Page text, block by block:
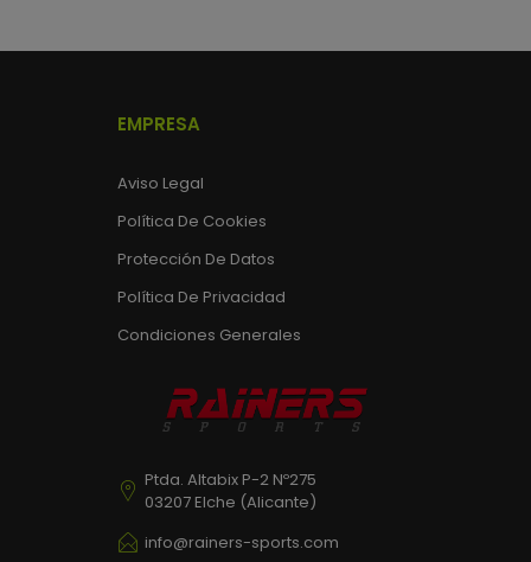
EMPRESA
Aviso Legal
Política De Cookies
Protección De Datos
Política De Privacidad
Condiciones Generales
Ptda. Altabix P-2 Nº275
03207 Elche (Alicante)
info@rainers-sports.com